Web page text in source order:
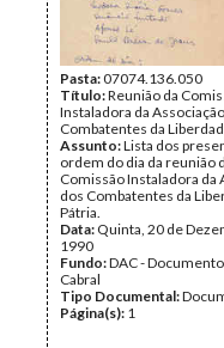
Pasta:07074.136.050
Título:Reunião da
Instaladora da
Combatentes da
Assunto:Lista dos
ordem do dia da reunião
Comissão Instaladora da
dos Combatentes da
Pátria.
Data: Quinta, 20 de
1990
Fundo:DAC -
Cabral
Tipo Documental:
Página(s): 1